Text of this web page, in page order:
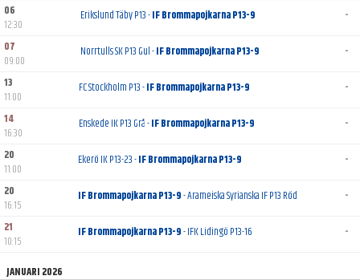
KONTAKT
06
12:30
Erikslund Täby P13 -IF Brommapojkarna P13-9
-
07
09:00
Norrtulls SK P13 Gul -IF Brommapojkarna P13-9
-
13
11:00
FC Stockholm P13 -IF Brommapojkarna P13-9
-
14
16:30
Enskede IK P13 Grå -IF Brommapojkarna P13-9
-
20
11:00
Ekerö IK P13-23 -IF Brommapojkarna P13-9
-
20
16:15
IF Brommapojkarna P13-9- Arameiska Syrianska IF P13 Röd
-
21
10:15
IF Brommapojkarna P13-9- IFK Lidingö P13-16 -
JANUARI 2026